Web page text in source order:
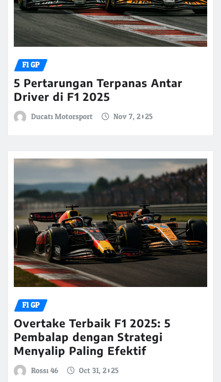
F1 GP
5 Pertarungan Terpanas Antar
Driver di F1 2025
Ducati Motorsport Nov 7, 2025
F1 GP
Overtake Terbaik F1 2025: 5
Pembalap dengan Strategi
Menyalip Paling Efektif
Rossi 46 Oct 31, 2025